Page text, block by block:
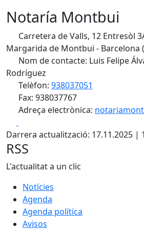
Notaría Montbui
Carretera de Valls, 12 Entresòl
Margarida de Montbui - Barcelona
Nom de contacte: Luis Felipe
Rodríguez
Telèfon: 938037051
Fax: 938037767
Adreça electrònica:
Darrera actualització: 17.11.2025 |
RSS
L'actualitat a un clic
Notícies
Agenda
Agenda política
Avisos